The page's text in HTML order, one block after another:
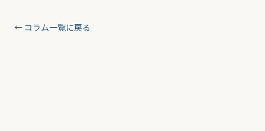
← コラム一覧に戻る